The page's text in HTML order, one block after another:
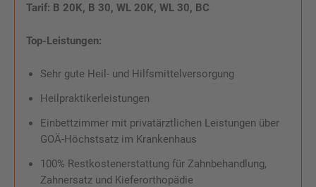
Tarif: B 20K, B 30, WL 20K, WL 30, BC
Top-Leistungen:
Sehr gute Heil- und Hilfsmittelversorgung
Heilpraktikerleistungen
Einbettzimmer mit privatärztlichen Leistungen über
GOÄ-Höchstsatz im Krankenhaus
100% Restkostenerstattung für Zahnbehandlung,
Zahnersatz und Kieferorthopädie